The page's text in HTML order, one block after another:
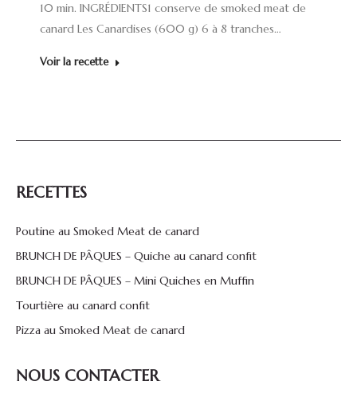
10 min. INGRÉDIENTS1 conserve de smoked meat de
canard Les Canardises (600 g) 6 à 8 tranches…
Voir la recette
RECETTES
Poutine au Smoked Meat de canard
BRUNCH DE PÂQUES – Quiche au canard confit
BRUNCH DE PÂQUES – Mini Quiches en Muffin
Tourtière au canard confit
Pizza au Smoked Meat de canard
NOUS CONTACTER